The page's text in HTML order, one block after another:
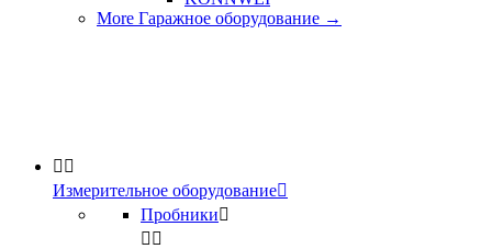
More Гаражное оборудование →
 
Измерительное оборудование
Пробники
 